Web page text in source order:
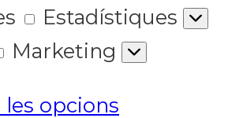
Estadístiques
Marketing
les opcions